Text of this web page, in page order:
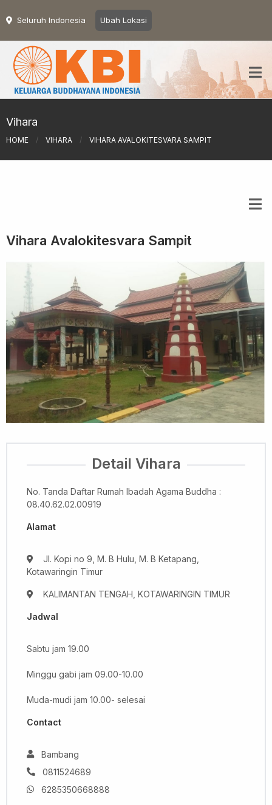
Seluruh Indonesia Ubah Lokasi
Vihara
HOME / VIHARA / VIHARA AVALOKITESVARA SAMPIT
Vihara Avalokitesvara Sampit
Detail Vihara
No. Tanda Daftar Rumah Ibadah Agama Buddha :
08.40.62.02.00919
Alamat
Jl. Kopi no 9, M. B Hulu, M. B Ketapang,
Kotawaringin Timur
KALIMANTAN TENGAH, KOTAWARINGIN TIMUR
Jadwal
Sabtu jam 19.00
Minggu gabi jam 09.00-10.00
Muda-mudi jam 10.00- selesai
Contact
Bambang
0811524689
6285350668888